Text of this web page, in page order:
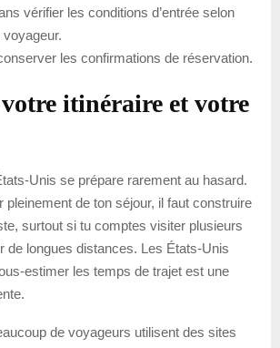
vérifier les conditions d’entrée selon
voyageur.
les confirmations de réservation.
itinéraire et votre
Unis se prépare rarement au hasard.
pleinement de ton séjour, il faut construire
surtout si tu comptes visiter plusieurs
de longues distances. Les États-Unis
estimer les temps de trajet est une
de voyageurs utilisent des sites